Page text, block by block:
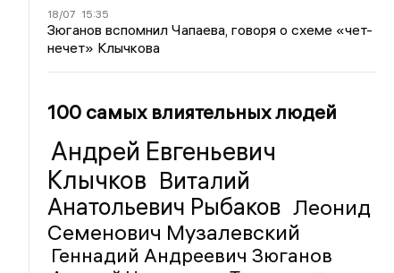
18/07 15:35
Зюганов вспомнил Чапаева, говоря о схеме «чет-
нечет» Клычкова
100 самых влиятельных людей
Андрей Евгеньевич
Клычков Виталий
Анатольевич Рыбаков Леонид
Семенович Музалевский
Геннадий Андреевич Зюганов